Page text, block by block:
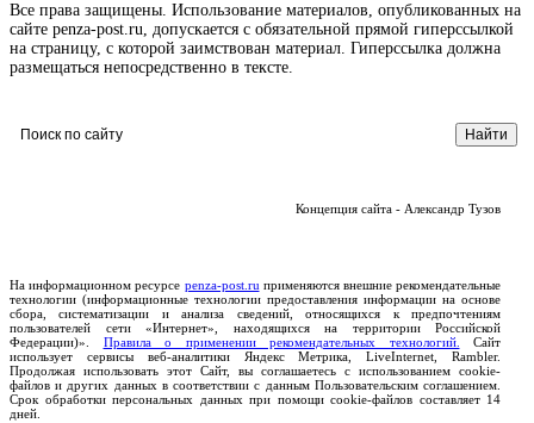
Все права защищены. Использование материалов, опубликованных на
сайте penza-post.ru, допускается с обязательной прямой гиперссылкой
на страницу, с которой заимствован материал. Гиперссылка должна
размещаться непосредственно в тексте.
Концепция сайта - Александр Тузов
На информационном ресурсе penza-post.ru применяются внешние рекомендательные
технологии (информационные технологии предоставления информации на основе
сбора, систематизации и анализа сведений, относящихся к предпочтениям
пользователей сети «Интернет», находящихся на территории Российской
Федерации)». Правила о применении рекомендательных технологий.
Сайт
использует сервисы веб-аналитики Яндекс Метрика, LiveInternet, Rambler.
Продолжая использовать этот Сайт, вы соглашаетесь с использованием cookie-
файлов и других данных в соответствии с данным Пользовательским соглашением.
Срок обработки персональных данных при помощи cookie-файлов составляет 14
дней.